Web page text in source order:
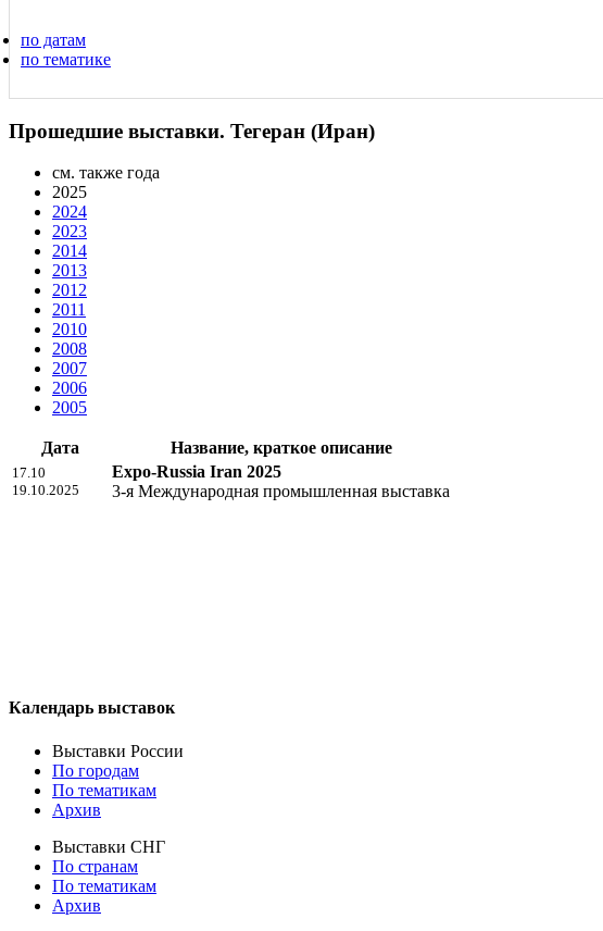
по датам
по тематике
Прошедшие выставки. Тегеран (Иран)
см. также года
2025
2024
2023
2014
2013
2012
2011
2010
2008
2007
2006
2005
Дата Название, краткое описание
17.10
19.10.2025
Expo-Russia Iran 2025
3-я Международная промышленная выставка
Календарь выставок
Выставки России
По городам
По тематикам
Архив
Выставки СНГ
По странам
По тематикам
Архив